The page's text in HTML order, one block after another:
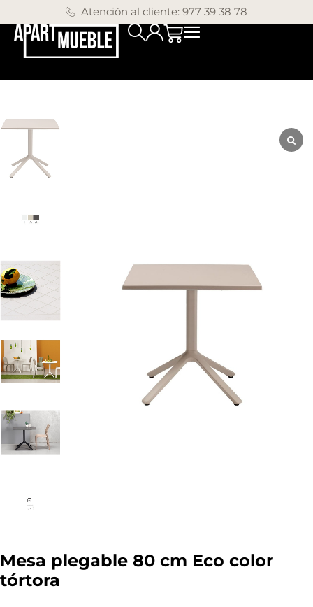
Atención al cliente: 977 39 38 78
Mesa plegable 80 cm Eco color
tórtora